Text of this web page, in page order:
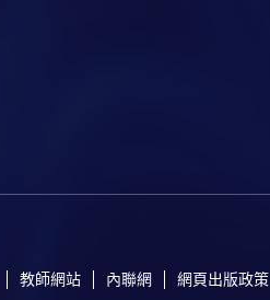
教師網站 內聯網 網頁出版政策